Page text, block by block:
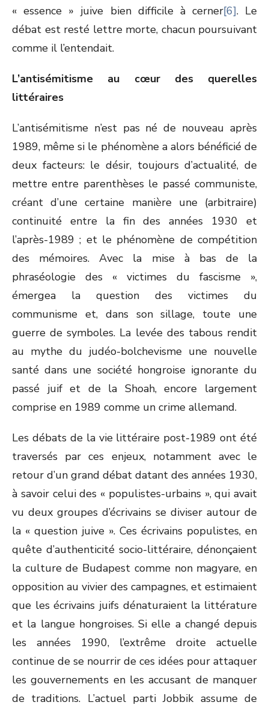
« essence » juive bien difficile à cerner[6]. Le
débat est resté lettre morte, chacun poursuivant
comme il l’entendait.
L’antisémitisme au cœur des querelles
littéraires
L’antisémitisme n’est pas né de nouveau après
1989, même si le phénomène a alors bénéficié de
deux facteurs: le désir, toujours d’actualité, de
mettre entre parenthèses le passé communiste,
créant d’une certaine manière une (arbitraire)
continuité entre la fin des années 1930 et
l’après-1989 ; et le phénomène de compétition
des mémoires. Avec la mise à bas de la
phraséologie des « victimes du fascisme »,
émergea la question des victimes du
communisme et, dans son sillage, toute une
guerre de symboles. La levée des tabous rendit
au mythe du judéo-bolchevisme une nouvelle
santé dans une société hongroise ignorante du
passé juif et de la Shoah, encore largement
comprise en 1989 comme un crime allemand.
Les débats de la vie littéraire post-1989 ont été
traversés par ces enjeux, notamment avec le
retour d’un grand débat datant des années 1930,
à savoir celui des « populistes-urbains », qui avait
vu deux groupes d’écrivains se diviser autour de
la « question juive ». Ces écrivains populistes, en
quête d’authenticité socio-littéraire, dénonçaient
la culture de Budapest comme non magyare, en
opposition au vivier des campagnes, et estimaient
que les écrivains juifs dénaturaient la littérature
et la langue hongroises. Si elle a changé depuis
les années 1990, l’extrême droite actuelle
continue de se nourrir de ces idées pour attaquer
les gouvernements en les accusant de manquer
de traditions. L’actuel parti Jobbik assume de